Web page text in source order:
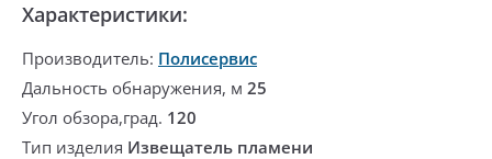
Характеристики:
Производитель: Полисервис
Дальность обнаружения, м 25
Угол обзора,град. 120
Тип изделия Извещатель пламени